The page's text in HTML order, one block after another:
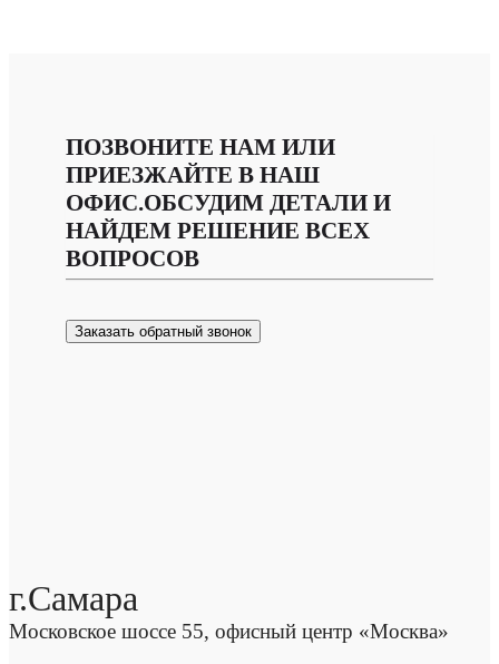
ПОЗВОНИТЕ НАМ ИЛИ
ПРИЕЗЖАЙТЕ В НАШ
ОФИС.ОБСУДИМ ДЕТАЛИ И
НАЙДЕМ РЕШЕНИЕ ВСЕХ
ВОПРОСОВ
Заказать обратный звонок
г.Самара
Московское шоссе 55, офисный центр «Москва»